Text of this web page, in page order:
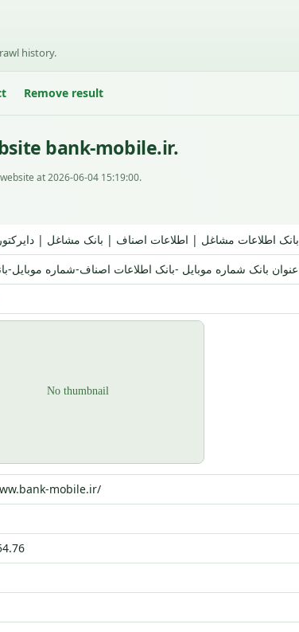
history.
Remove result
bank-mobile.ir.
at 2026-06-04 15:19:00.
بانک اطلاعات مشاغل | اطلاعات اصناف | بانک مشاغل |
mobile.ir/